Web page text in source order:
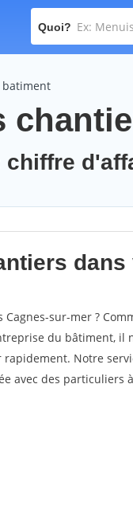
Quoi?
batiment
sur-mer ?
du bâtiment,
Notre
avec des particuliers